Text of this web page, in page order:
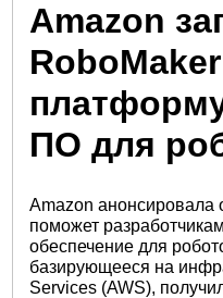
Amazon
ПО для
Amazon анонсировала
поможет
обеспечение для
базирующееся на
Services (AWS),